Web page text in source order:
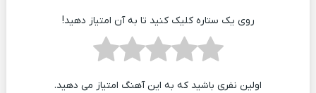
روی یک ستاره کلیک کنید تا به آن امتیاز دهید!
اولین نفری باشید که به این آهنگ امتیاز می دهید.